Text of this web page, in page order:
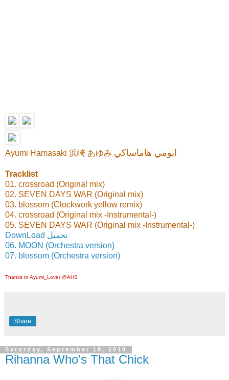
Ayumi Hamasaki 浜崎 あゆみ ايومي هاماساكي
Tracklist
01. crossroad (Original mix)
02. SEVEN DAYS WAR (Original mix)
03. blossom (Clockwork yellow remix)
04. crossroad (Original mix -Instrumental-)
05. SEVEN DAYS WAR (Original mix -Instrumental-)
DownLoad تحميل
06. MOON (Orchestra version)
07. blossom (Orchestra version)
Thanks to Ayumi_Lover @AHS
Share
Saturday, September 18, 2010
Rihanna Who's That Chick